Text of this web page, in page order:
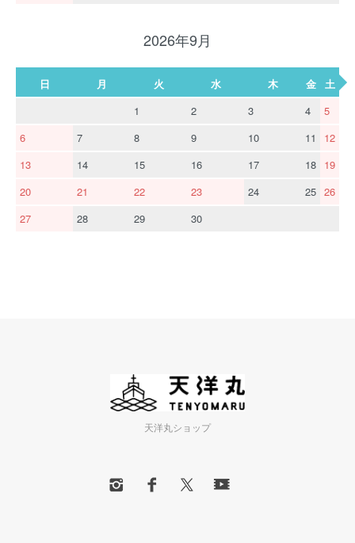
2026年9月
日 月 火 水 木 金
土
1
2 3 4
5
6
7 8 9 10 11
12
13
14 15 16 17 18 19
20
21 22 23 24 25 26
27
28 29 30
天洋丸ショップ